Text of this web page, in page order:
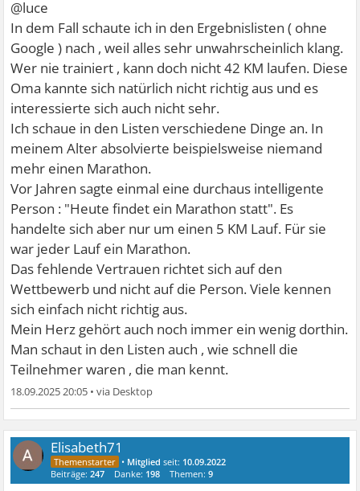
@luce
In dem Fall schaute ich in den Ergebnislisten ( ohne
Google ) nach , weil alles sehr unwahrscheinlich klang.
Wer nie trainiert , kann doch nicht 42 KM laufen. Diese
Oma kannte sich natürlich nicht richtig aus und es
interessierte sich auch nicht sehr.
Ich schaue in den Listen verschiedene Dinge an. In
meinem Alter absolvierte beispielsweise niemand
mehr einen Marathon.
Vor Jahren sagte einmal eine durchaus intelligente
Person : "Heute findet ein Marathon statt". Es
handelte sich aber nur um einen 5 KM Lauf. Für sie
war jeder Lauf ein Marathon.
Das fehlende Vertrauen richtet sich auf den
Wettbewerb und nicht auf die Person. Viele kennen
sich einfach nicht richtig aus.
Mein Herz gehört auch noch immer ein wenig dorthin.
Man schaut in den Listen auch , wie schnell die
Teilnehmer waren , die man kennt.
18.09.2025 20:05 •
Elisabeth71
• Mitglied seit: 10.09.2022
Beiträge:247 Danke: 198 Themen:9